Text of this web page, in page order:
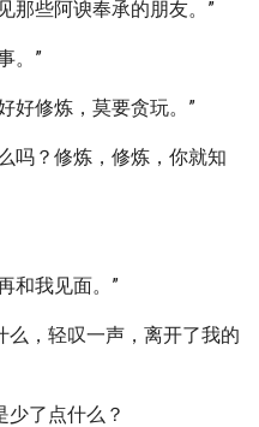
那些阿谀奉承的朋友。”
。”
好修炼，莫要贪玩。”
吗？修炼，修炼，你就知
和我见面。”
，轻叹一声，离开了我的
少了点什么？